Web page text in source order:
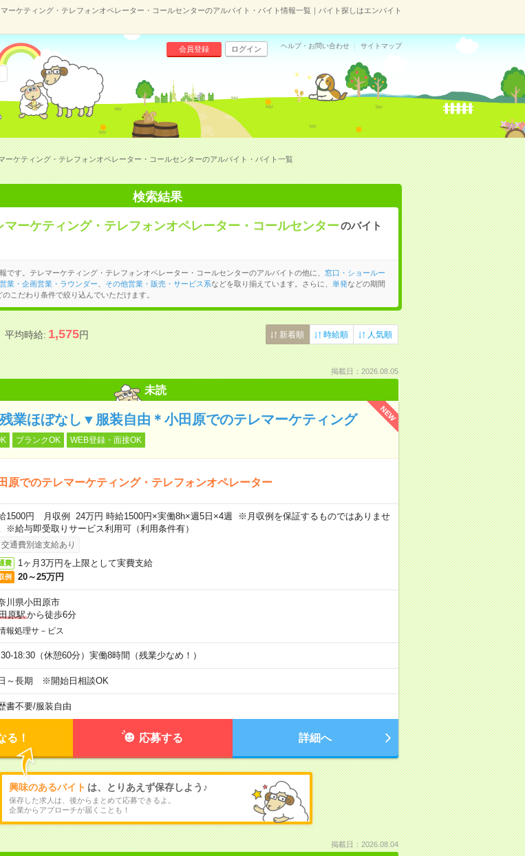
ーケティング・テレフォンオペレーター・コールセンターのアルバイト・バイト情報一覧｜バイト探しはエンバイト
会員登録 ログイン ヘルプ・お問い合わせ サイトマップ
ーケティング・テレフォンオペレーター・コールセンターのアルバイト・バイト一覧
検索結果
マーケティング・テレフォンオペレーター・コールセンターのバイト
です。テレマーケティング・テレフォンオペレーター・コールセンターのアルバイトの他に、
窓口・ショールー
営業・企画営業・ラウンダー その他営業・販売・サービス系などを取り揃えています。さらに、 単発などの期間
のこだわり条件で絞り込んでいただけます。
平均時給:1,575円 新着順 時給順 人気順
掲載日：2026.08.05
未読
NEW
業ほぼなし▼服装自由＊小田原でのテレマーケティング
ブランクOK WEB登録・面接OK
原でのテレマーケティング・テレフォンオペレーター
1500円 月収例 24万円 時給1500円×実働8h×週5日×4週 ※月収例を保証するものではありませ
※給与即受取りサービス利用可（利用条件有）
交通費別途支給あり
費 1ヶ月3万円を上限として実費支給
例 20～25万円
川県小田原市
原駅から徒歩6分
報処理サ－ビス
18:30（休憩60分）実働8時間（残業少なめ！）
～長期 ※開始日相談OK
書不要/服装自由
る！ 応募する 詳細へ
興味のあるバイト は、とりあえず保存しよう♪
保存した求人は、後からまとめて応募できるよ。
企業からアプローチが届くことも！
掲載日：2026.08.04